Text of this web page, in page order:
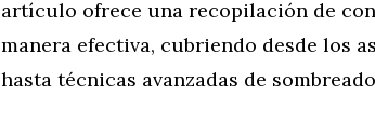
artículo ofrece una recopilación de
manera efectiva, cubriendo desde los
hasta técnicas avanzadas de